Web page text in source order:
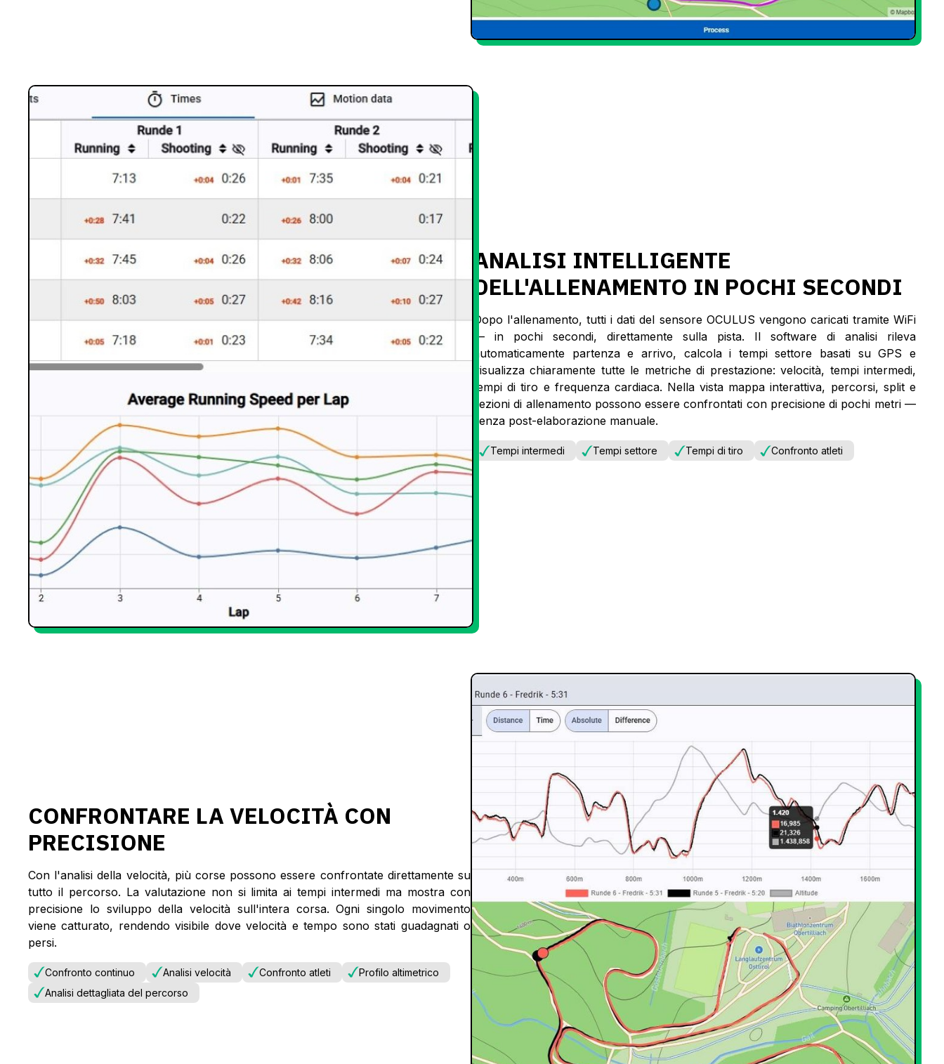
ANALISI INTELLIGENTE
DELL'ALLENAMENTO IN POCHI SECONDI
Dopo l'allenamento, tutti i dati del sensore OCULUS vengono caricati tramite WiFi
— in pochi secondi, direttamente sulla pista. Il software di analisi rileva
automaticamente partenza e arrivo, calcola i tempi settore basati su GPS e
visualizza chiaramente tutte le metriche di prestazione: velocità, tempi intermedi,
tempi di tiro e frequenza cardiaca. Nella vista mappa interattiva, percorsi, split e
sezioni di allenamento possono essere confrontati con precisione di pochi metri —
senza post-elaborazione manuale.
Tempi intermedi Tempi settore Tempi di tiro Confronto atleti
CONFRONTARE LA VELOCITÀ CON
PRECISIONE
Con l'analisi della velocità, più corse possono essere confrontate direttamente su
tutto il percorso. La valutazione non si limita ai tempi intermedi ma mostra con
precisione lo sviluppo della velocità sull'intera corsa. Ogni singolo movimento
viene catturato, rendendo visibile dove velocità e tempo sono stati guadagnati o
persi.
Confronto continuo Analisi velocità Confronto atleti
Profilo altimetrico
Analisi dettagliata del percorso